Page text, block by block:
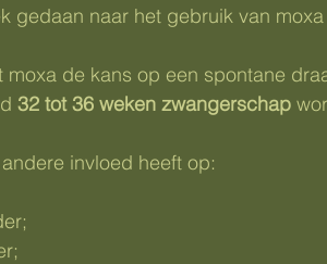
gedaan naar het gebruik van
de kans op een spontane
32 tot 36 weken zwangerschap
invloed heeft op: